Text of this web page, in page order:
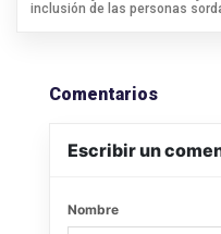
inclusión de las personas
Comentarios
Escribir un
Nombre